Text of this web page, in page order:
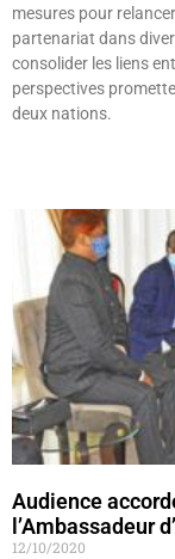
mesures pour
partenariat dans
consolider les liens
perspectives
deux nations.
Audience
l’Ambassadeur
12/10/2020